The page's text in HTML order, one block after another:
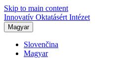
Skip to main content
Innovatív Oktatásért Intézet
Magyar
Slovenčina
Magyar